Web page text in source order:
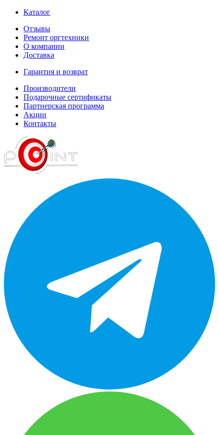
Каталог
Отзывы
Ремонт оргтехники
О компании
Доставка
Гарантия и возврат
Производители
Подарочные сертификаты
Партнерская программа
Акции
Контакты